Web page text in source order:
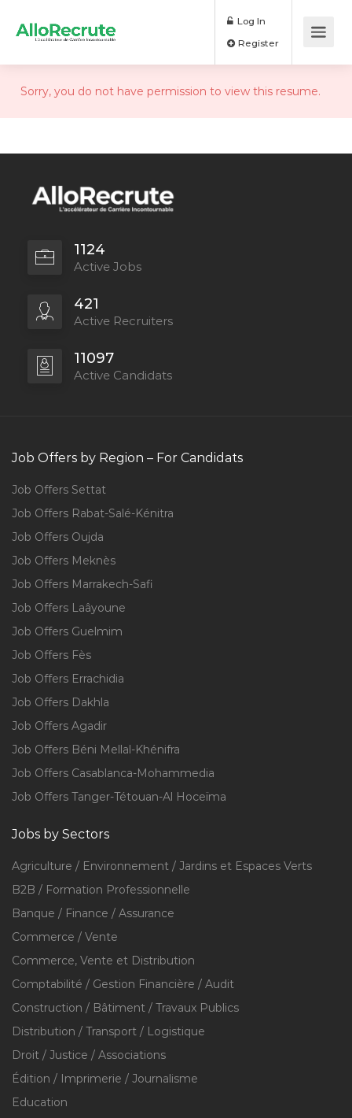
Log In
Sorry, you do not have permission to view this resume.
1124
Active Jobs
421
Active Recruiters
11097
Active Candidats
Job Offers by Region – For Candidats
Job Offers Settat
Job Offers Rabat-Salé-Kénitra
Job Offers Oujda
Job Offers Meknès
Job Offers Marrakech-Safi
Job Offers Laâyoune
Job Offers Guelmim
Job Offers Fès
Job Offers Errachidia
Job Offers Dakhla
Job Offers Agadir
Job Offers Béni Mellal-Khénifra
Job Offers Casablanca-Mohammedia
Job Offers Tanger-Tétouan-Al Hoceïma
Jobs by Sectors
Agriculture / Environnement / Jardins et Espaces Verts
B2B / Formation Professionnelle
Banque / Finance / Assurance
Commerce / Vente
Commerce, Vente et Distribution
Comptabilité / Gestion Financière / Audit
Construction / Bâtiment / Travaux Publics
Distribution / Transport / Logistique
Droit / Justice / Associations
Édition / Imprimerie / Journalisme
Education